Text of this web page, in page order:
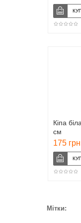
Кіпа
см
175 грн
Мітки: